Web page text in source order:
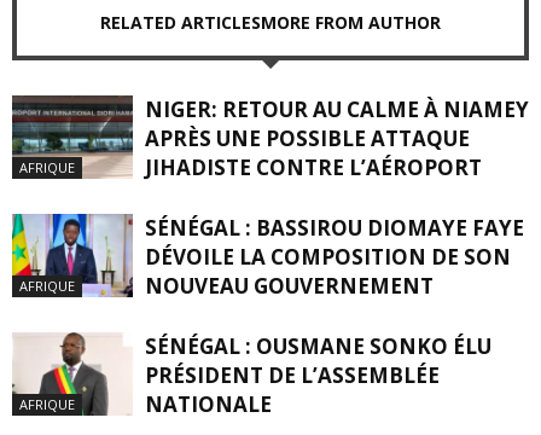
RELATED ARTICLESMORE FROM AUTHOR
AFRIQUE
NIGER: RETOUR AU CALME À NIAMEY
APRÈS UNE POSSIBLE ATTAQUE
JIHADISTE CONTRE L’AÉROPORT
AFRIQUE
SÉNÉGAL : BASSIROU DIOMAYE FAYE
DÉVOILE LA COMPOSITION DE SON
NOUVEAU GOUVERNEMENT
AFRIQUE
SÉNÉGAL : OUSMANE SONKO ÉLU
PRÉSIDENT DE L’ASSEMBLÉE
NATIONALE